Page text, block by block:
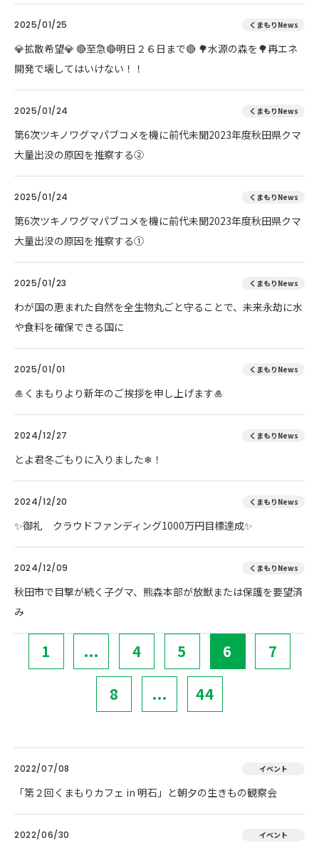
2025/01/25 くまもりNews
💎拡散希望💎 🔴至急🔴明日２６日まで🔴 🌳水源の森を🌳再エネ
開発で壊してはいけない！！
2025/01/24 くまもりNews
第6次ツキノワグマパブコメを機に前代未聞2023年度秋田県クマ
大量出没の原因を推察する②
2025/01/24 くまもりNews
第6次ツキノワグマパブコメを機に前代未聞2023年度秋田県クマ
大量出没の原因を推察する①
2025/01/23 くまもりNews
わが国の恵まれた自然を全生物丸ごと守ることで、未来永劫に水
や食料を確保できる国に
2025/01/01 くまもりNews
🎍くまもりより新年のご挨拶を申し上げます🎍
2024/12/27 くまもりNews
とよ君冬ごもりに入りました❄！
2024/12/20 くまもりNews
✨御礼 クラウドファンディング1000万円目標達成✨
2024/12/09 くまもりNews
秋田市で目撃が続く子グマ、熊森本部が放獣または保護を要望済
み
1 ... 4 5 6 7
8 ... 44
2022/07/08 イベント
「第２回くまもりカフェ in 明石」と朝夕の生きもの観察会
2022/06/30 イベント